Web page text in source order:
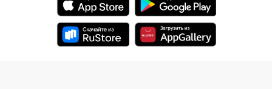
и в качестве начинки для булочек
или эклеров.
объемом 200 мл.